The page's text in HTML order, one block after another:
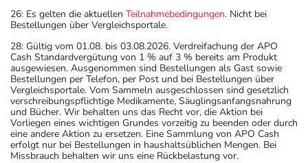
26: Es gelten die aktuellen Teilnahmebedingungen. Nicht bei
Bestellungen über Vergleichsportale.
28: Gültig vom 01.08. bis 03.08.2026. Verdreifachung der APO
Cash Standardvergütung von 1 % auf 3 % bereits am Produkt
ausgewiesen. Ausgenommen sind Bestellungen als Gast sowie
Bestellungen per Telefon, per Post und bei Bestellungen über
Vergleichsportale. Vom Sammeln ausgeschlossen sind gesetzlich
verschreibungspflichtige Medikamente, Säuglingsanfangsnahrung
und Bücher. Wir behalten uns das Recht vor, die Aktion bei
Vorliegen eines wichtigen Grundes vorzeitig zu beenden oder durch
eine andere Aktion zu ersetzen. Eine Sammlung von APO Cash
erfolgt nur bei Bestellungen in haushaltsüblichen Mengen. Bei
Missbrauch behalten wir uns eine Rückbelastung vor.